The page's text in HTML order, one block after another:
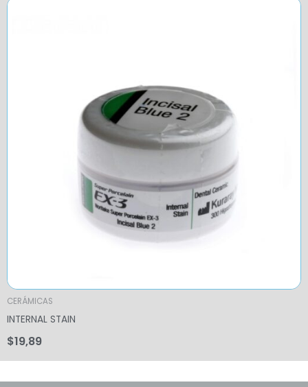
CERÁMICAS
INTERNAL STAIN
$19,89